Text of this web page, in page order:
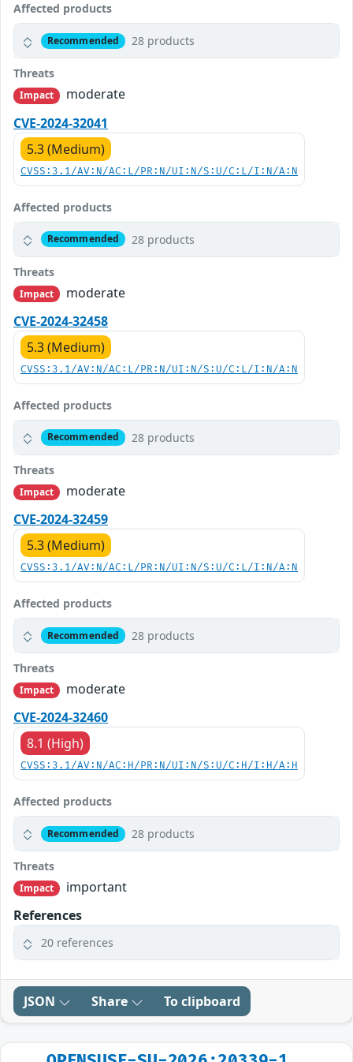
Affected products
Recommended 28 products
Threats
Impact
moderate
CVE-2024-32041
5.3 (Medium)
CVSS:3.1/AV:N/AC:L/PR:N/UI:N/S:U/C:L/I:N/A:N
Affected products
Recommended 28 products
Threats
Impact
moderate
CVE-2024-32458
5.3 (Medium)
CVSS:3.1/AV:N/AC:L/PR:N/UI:N/S:U/C:L/I:N/A:N
Affected products
Recommended 28 products
Threats
Impact
moderate
CVE-2024-32459
5.3 (Medium)
CVSS:3.1/AV:N/AC:L/PR:N/UI:N/S:U/C:L/I:N/A:N
Affected products
Recommended 28 products
Threats
Impact
moderate
CVE-2024-32460
8.1 (High)
CVSS:3.1/AV:N/AC:H/PR:N/UI:N/S:U/C:H/I:H/A:H
Affected products
Recommended 28 products
Threats
Impact
important
References
20 references
JSON Share To clipboard